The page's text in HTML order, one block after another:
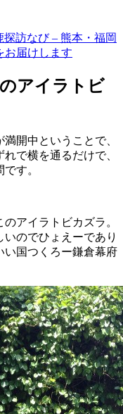
訪なび – 熊本・福岡
お届けします
アイラトビ
開中ということで、
で横を通るだけで、
す。
アイラトビカズラ。
のでひょえーであり
い国つくろー鎌倉幕府